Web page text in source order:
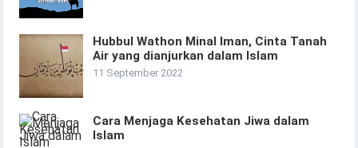
Hubbul Wathon Minal Iman, Cinta Tanah
Air yang dianjurkan dalam Islam
11 September 2022
Cara Menjaga Kesehatan Jiwa dalam
Islam